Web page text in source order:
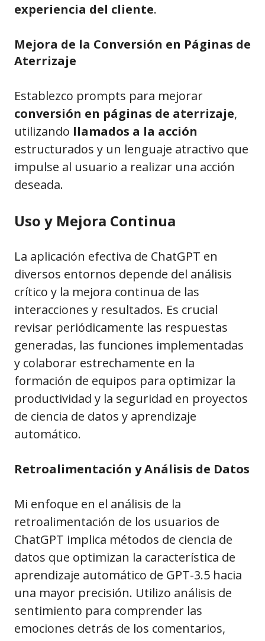
experiencia del cliente.
Mejora de la Conversión en Páginas de
Aterrizaje
Establezco prompts para mejorar
conversión en páginas de aterrizaje,
utilizando llamados a la acción
estructurados y un lenguaje atractivo que
impulse al usuario a realizar una acción
deseada.
Uso y Mejora Continua
La aplicación efectiva de ChatGPT en
diversos entornos depende del análisis
crítico y la mejora continua de las
interacciones y resultados. Es crucial
revisar periódicamente las respuestas
generadas, las funciones implementadas
y colaborar estrechamente en la
formación de equipos para optimizar la
productividad y la seguridad en proyectos
de ciencia de datos y aprendizaje
automático.
Retroalimentación y Análisis de Datos
Mi enfoque en el análisis de la
retroalimentación de los usuarios de
ChatGPT implica métodos de ciencia de
datos que optimizan la característica de
aprendizaje automático de GPT-3.5 hacia
una mayor precisión. Utilizo análisis de
sentimiento para comprender las
emociones detrás de los comentarios,